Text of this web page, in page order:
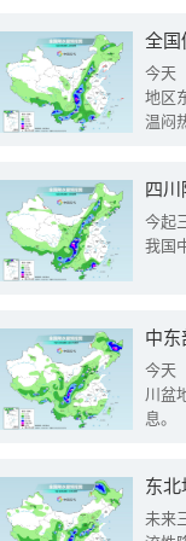
全国
今天
地区
温闷
今起
我国
中东
今天
川盆
息。
东北
未来